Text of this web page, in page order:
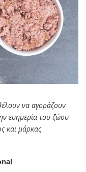
να αγοράζουν
ευημερία του ζώου
και μάρκας